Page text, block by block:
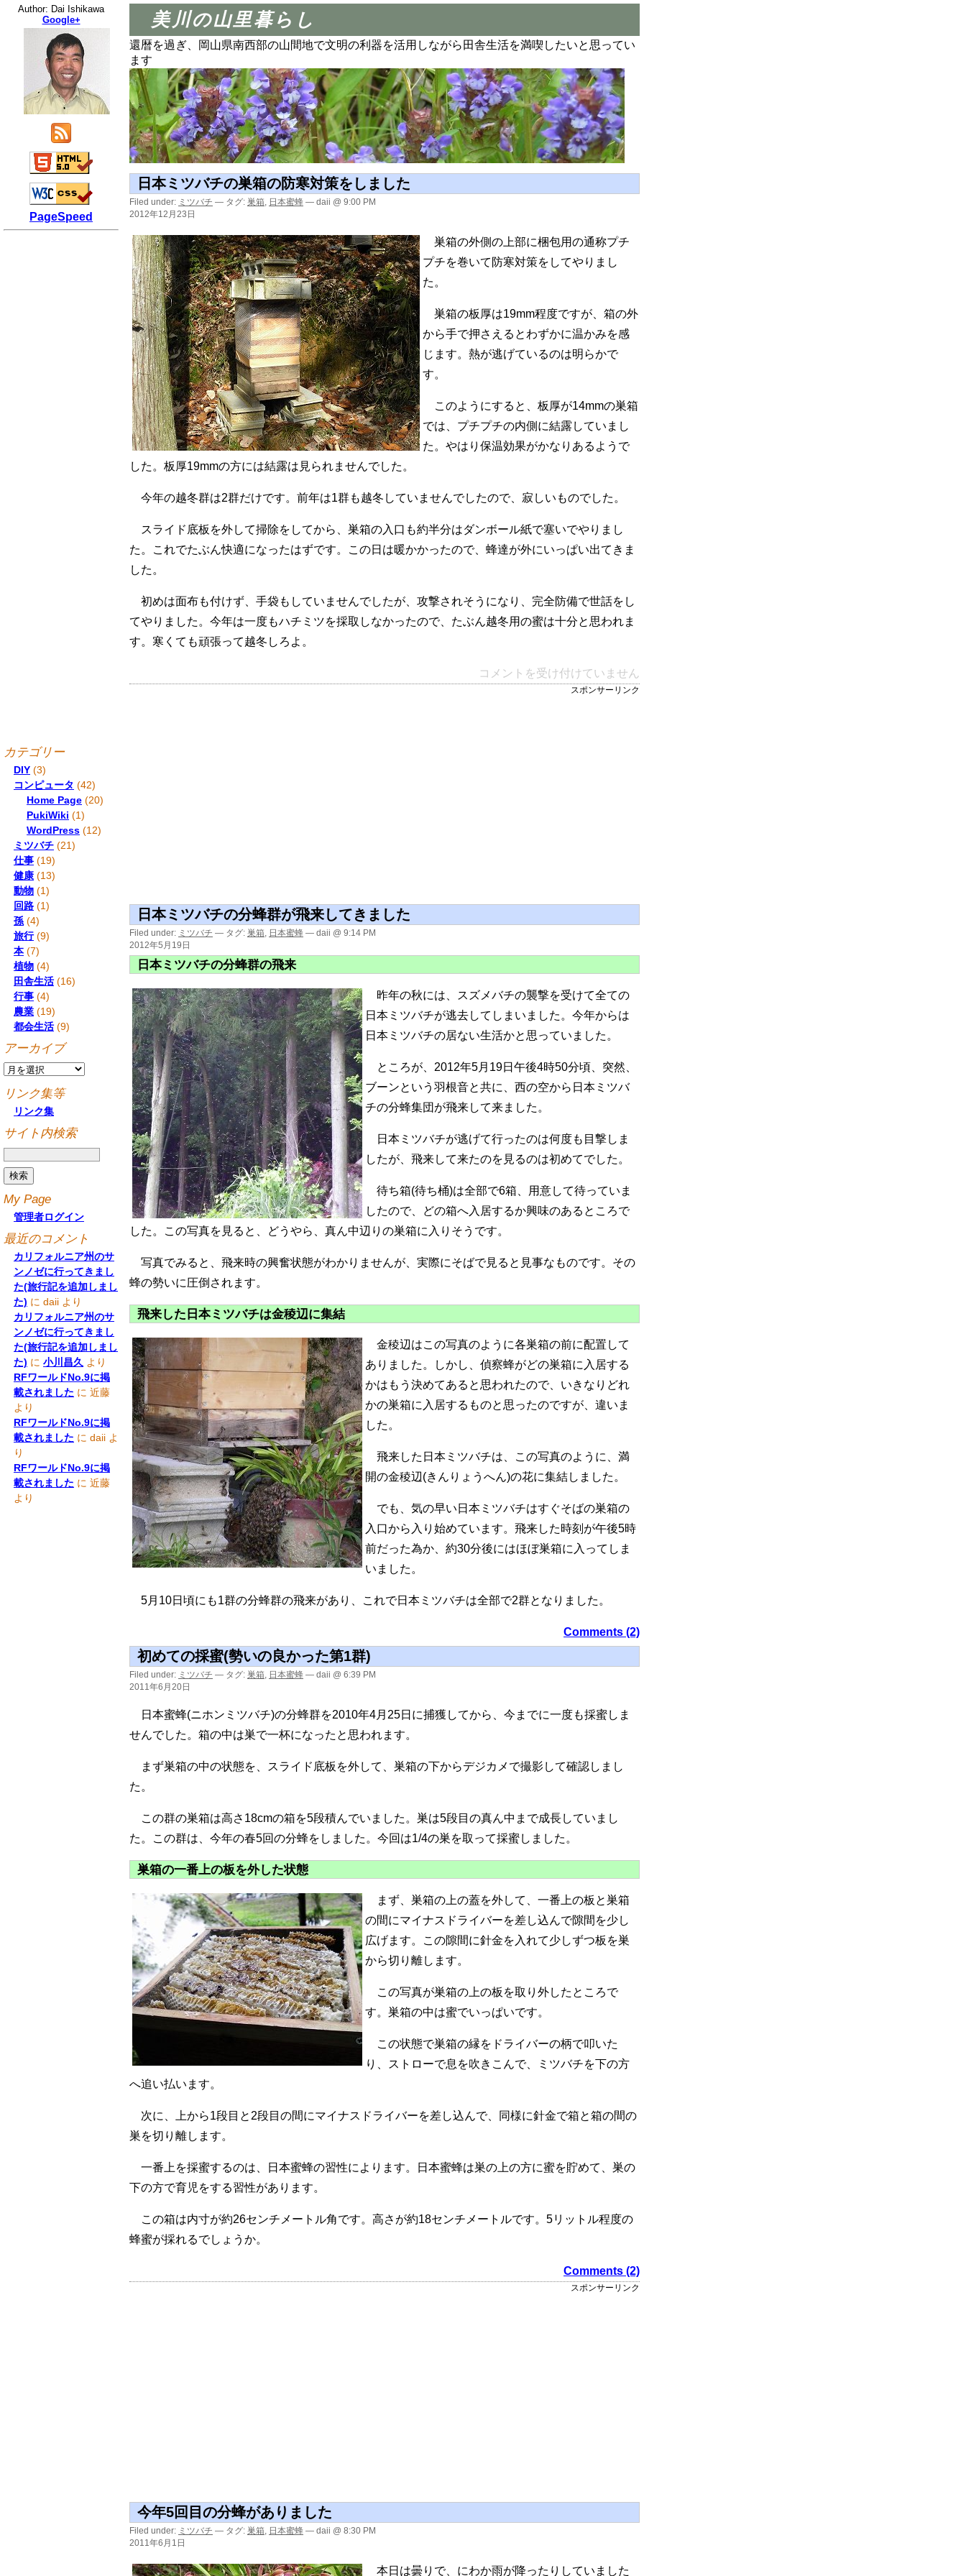
美川の山里暮らし
還暦を過ぎ、岡山県南西部の山間地で文明の利器を活用しながら田舎生活を満喫したいと思ってい
ます
日本ミツバチの巣箱の防寒対策をしました
Filed under: ミツバチ — タグ: 巣箱, 日本蜜蜂 — daii @ 9:00 PM
2012年12月23日
巣箱の外側の上部に梱包用の通称プチ
プチを巻いて防寒対策をしてやりまし
た。
巣箱の板厚は19mm程度ですが、箱の外
から手で押さえるとわずかに温かみを感
じます。熱が逃げているのは明らかで
す。
このようにすると、板厚が14mmの巣箱
では、プチプチの内側に結露していまし
た。やはり保温効果がかなりあるようで
した。板厚19mmの方には結露は見られませんでした。
今年の越冬群は2群だけです。前年は1群も越冬していませんでしたので、寂しいものでした。
スライド底板を外して掃除をしてから、巣箱の入口も約半分はダンボール紙で塞いでやりまし
た。これでたぶん快適になったはずです。この日は暖かかったので、蜂達が外にいっぱい出てきま
した。
初めは面布も付けず、手袋もしていませんでしたが、攻撃されそうになり、完全防備で世話をし
てやりました。今年は一度もハチミツを採取しなかったので、たぶん越冬用の蜜は十分と思われま
す。寒くても頑張って越冬しろよ。
コメントを受け付けていません
スポンサーリンク
日本ミツバチの分蜂群が飛来してきました
Filed under: ミツバチ — タグ: 巣箱, 日本蜜蜂 — daii @ 9:14 PM
2012年5月19日
日本ミツバチの分蜂群の飛来
昨年の秋には、スズメバチの襲撃を受けて全ての
日本ミツバチが逃去してしまいました。今年からは
日本ミツバチの居ない生活かと思っていました。
ところが、2012年5月19日午後4時50分頃、突然、
ブーンという羽根音と共に、西の空から日本ミツバ
チの分蜂集団が飛来して来ました。
日本ミツバチが逃げて行ったのは何度も目撃しま
したが、飛来して来たのを見るのは初めてでした。
待ち箱(待ち桶)は全部で6箱、用意して待っていま
したので、どの箱へ入居するか興味のあるところで
した。この写真を見ると、どうやら、真ん中辺りの巣箱に入りそうです。
写真でみると、飛来時の興奮状態がわかりませんが、実際にそばで見ると見事なものです。その
蜂の勢いに圧倒されます。
飛来した日本ミツバチは金稜辺に集結
金稜辺はこの写真のように各巣箱の前に配置して
ありました。しかし、偵察蜂がどの巣箱に入居する
かはもう決めてあると思われたので、いきなりどれ
かの巣箱に入居するものと思ったのですが、違いま
した。
飛来した日本ミツバチは、この写真のように、満
開の金稜辺(きんりょうへん)の花に集結しました。
でも、気の早い日本ミツバチはすぐそばの巣箱の
入口から入り始めています。飛来した時刻が午後5時
前だった為か、約30分後にはほぼ巣箱に入ってしま
いました。
5月10日頃にも1群の分蜂群の飛来があり、これで日本ミツバチは全部で2群となりました。
Comments (2)
初めての採蜜(勢いの良かった第1群)
Filed under: ミツバチ — タグ: 巣箱, 日本蜜蜂 — daii @ 6:39 PM
2011年6月20日
日本蜜蜂(ニホンミツバチ)の分蜂群を2010年4月25日に捕獲してから、今までに一度も採蜜しま
せんでした。箱の中は巣で一杯になったと思われます。
まず巣箱の中の状態を、スライド底板を外して、巣箱の下からデジカメで撮影して確認しまし
た。
この群の巣箱は高さ18cmの箱を5段積んでいました。巣は5段目の真ん中まで成長していまし
た。この群は、今年の春5回の分蜂をしました。今回は1/4の巣を取って採蜜しました。
巣箱の一番上の板を外した状態
まず、巣箱の上の蓋を外して、一番上の板と巣箱
の間にマイナスドライバーを差し込んで隙間を少し
広げます。この隙間に針金を入れて少しずつ板を巣
から切り離します。
この写真が巣箱の上の板を取り外したところで
す。巣箱の中は蜜でいっぱいです。
この状態で巣箱の縁をドライバーの柄で叩いた
り、ストローで息を吹きこんで、ミツバチを下の方
へ追い払います。
次に、上から1段目と2段目の間にマイナスドライバーを差し込んで、同様に針金で箱と箱の間の
巣を切り離します。
一番上を採蜜するのは、日本蜜蜂の習性によります。日本蜜蜂は巣の上の方に蜜を貯めて、巣の
下の方で育児をする習性があります。
この箱は内寸が約26センチメートル角です。高さが約18センチメートルです。5リットル程度の
蜂蜜が採れるでしょうか。
Comments (2)
スポンサーリンク
今年5回目の分蜂がありました
Filed under: ミツバチ — タグ: 巣箱, 日本蜜蜂 — daii @ 8:30 PM
2011年6月1日
本日は曇りで、にわか雨が降ったりしていました
Author: Dai Ishikawa
Google+
PageSpeed
カテゴリー
DIY (3)
コンピュータ (42)
Home Page (20)
PukiWiki (1)
WordPress (12)
ミツバチ (21)
仕事 (19)
健康 (13)
動物 (1)
回路 (1)
孫 (4)
旅行(9)
本(7)
植物 (4)
田舎生活 (16)
行事 (4)
農業 (19)
都会生活 (9)
アーカイブ
リンク集等
リンク集
サイト内検索
My Page
管理者ログイン
最近のコメント
カリフォルニア州のサ
ンノゼに行ってきまし
た(旅行記を追加しまし
た) に daii より
カリフォルニア州のサ
ンノゼに行ってきまし
た(旅行記を追加しまし
た) に 小川昌久 より
RFワールドNo.9に掲
載されました に 近藤
より
RFワールドNo.9に掲
載されました に daii よ
り
RFワールドNo.9に掲
載されました に 近藤
より